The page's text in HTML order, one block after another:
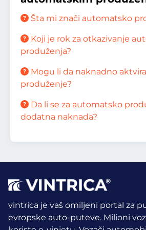
Šta mi znači automatsko
Koji je rok za otkazivanje
produženja?
Mogu li da naknadno
produženje?
Da li se za automatsko
dodatna naknada?
vintrica je vaš omiljeni portal za
evropske auto-puteve. Milioni